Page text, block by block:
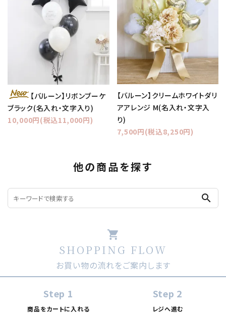
【バルーン】リボンブーケ
ブラック(名入れ・文字入り)
10,000円(税込11,000円)
【バルーン】クリームホワイトダリ
アアレンジ M(名入れ・文字入
り)
7,500円(税込8,250円)
他の商品を探す
search
shopping_cart
SHOPPING FLOW
お買い物の流れをご案内します
Step 1
商品をカートに入れる
Step 2
レジへ進む